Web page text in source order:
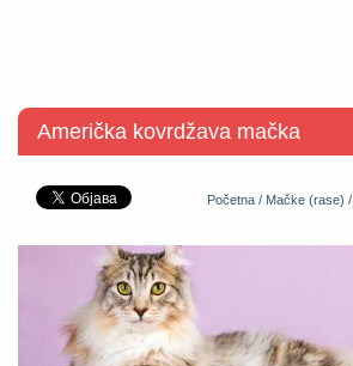
Američka kovrdžava mačka
Početna / Mačke (rase) /